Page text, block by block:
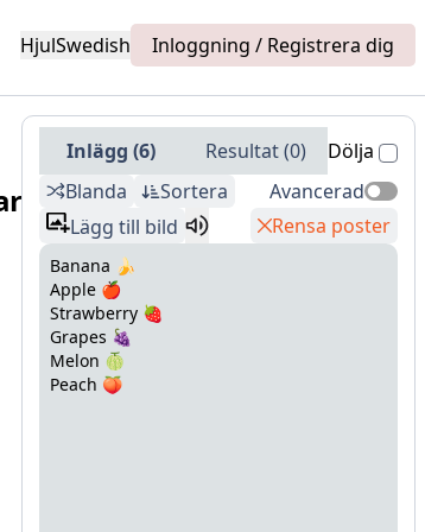
HjulSwedish Inloggning / Registrera dig
Inlägg (6) Resultat(0)
Dölja
Blanda
Sortera
Avancerad
Lägg till bild
Rensa poster
Banana 🍌
Apple 🍎
Strawberry 🍓
Grapes 🍇
Melon 🍈
Peach 🍑